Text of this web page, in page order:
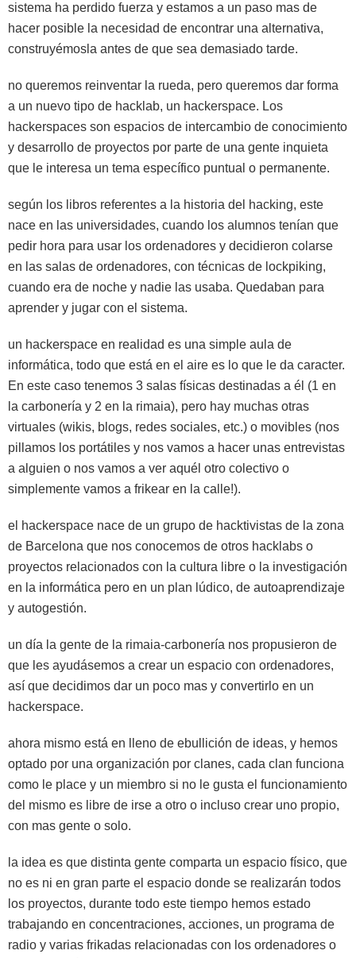
sistema ha perdido fuerza y estamos a un paso mas de
hacer posible la necesidad de encontrar una alternativa,
construyémosla antes de que sea demasiado tarde.
no queremos reinventar la rueda, pero queremos dar forma
a un nuevo tipo de hacklab, un hackerspace. Los
hackerspaces son espacios de intercambio de conocimiento
y desarrollo de proyectos por parte de una gente inquieta
que le interesa un tema específico puntual o permanente.
según los libros referentes a la historia del hacking, este
nace en las universidades, cuando los alumnos tenían que
pedir hora para usar los ordenadores y decidieron colarse
en las salas de ordenadores, con técnicas de lockpiking,
cuando era de noche y nadie las usaba. Quedaban para
aprender y jugar con el sistema.
un hackerspace en realidad es una simple aula de
informática, todo que está en el aire es lo que le da caracter.
En este caso tenemos 3 salas físicas destinadas a él (1 en
la carbonería y 2 en la rimaia), pero hay muchas otras
virtuales (wikis, blogs, redes sociales, etc.) o movibles (nos
pillamos los portátiles y nos vamos a hacer unas entrevistas
a alguien o nos vamos a ver aquél otro colectivo o
simplemente vamos a frikear en la calle!).
el hackerspace nace de un grupo de hacktivistas de la zona
de Barcelona que nos conocemos de otros hacklabs o
proyectos relacionados con la cultura libre o la investigación
en la informática pero en un plan lúdico, de autoaprendizaje
y autogestión.
un día la gente de la rimaia-carbonería nos propusieron de
que les ayudásemos a crear un espacio con ordenadores,
así que decidimos dar un poco mas y convertirlo en un
hackerspace.
ahora mismo está en lleno de ebullición de ideas, y hemos
optado por una organización por clanes, cada clan funciona
como le place y un miembro si no le gusta el funcionamiento
del mismo es libre de irse a otro o incluso crear uno propio,
con mas gente o solo.
la idea es que distinta gente comparta un espacio físico, que
no es ni en gran parte el espacio donde se realizarán todos
los proyectos, durante todo este tiempo hemos estado
trabajando en concentraciones, acciones, un programa de
radio y varias frikadas relacionadas con los ordenadores o